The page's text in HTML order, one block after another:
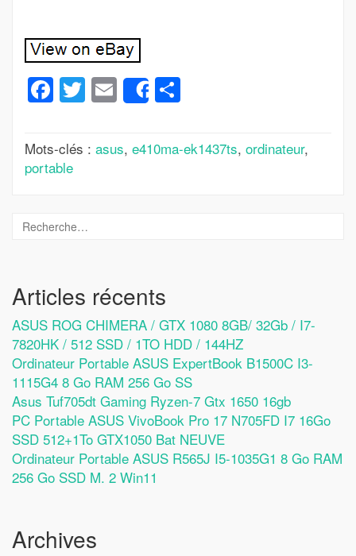
Facebook
Twitter
Email
Share
Mots-clés : asus, e410ma-ek1437ts, ordinateur,
portable
Articles récents
ASUS ROG CHIMERA / GTX 1080 8GB/ 32Gb / I7-
7820HK / 512 SSD / 1TO HDD / 144HZ
Ordinateur Portable ASUS ExpertBook B1500C I3-
1115G4 8 Go RAM 256 Go SS
Asus Tuf705dt Gaming Ryzen-7 Gtx 1650 16gb
PC Portable ASUS VivoBook Pro 17 N705FD I7 16Go
SSD 512+1To GTX1050 Bat NEUVE
Ordinateur Portable ASUS R565J I5-1035G1 8 Go RAM
256 Go SSD M. 2 Win11
Archives